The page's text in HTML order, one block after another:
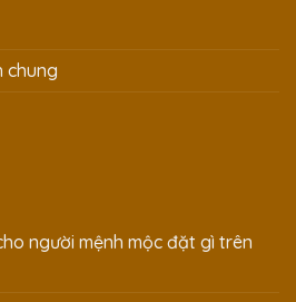
chung
người mệnh mộc đặt gì trên